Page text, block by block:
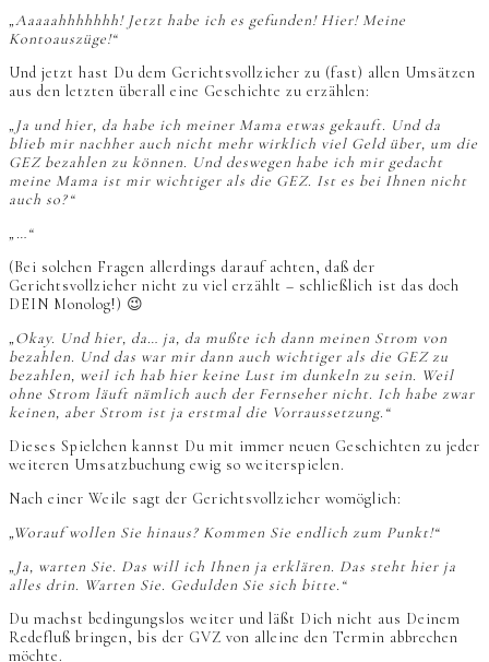
„Aaaaahhhhhhh! Jetzt habe ich es gefunden! Hier! Meine
Kontoauszüge!“
Und jetzt hast Du dem Gerichtsvollzieher zu (fast) allen Umsätzen
aus den letzten überall eine Geschichte zu erzählen:
„Ja und hier, da habe ich meiner Mama etwas gekauft. Und da
blieb mir nachher auch nicht mehr wirklich viel Geld über, um die
GEZ bezahlen zu können. Und deswegen habe ich mir gedacht
meine Mama ist mir wichtiger als die GEZ. Ist es bei Ihnen nicht
auch so?“
„…“
(Bei solchen Fragen allerdings darauf achten, daß der
Gerichtsvollzieher nicht zu viel erzählt – schließlich ist das doch
DEIN Monolog!) 😉
„Okay. Und hier, da… ja, da mußte ich dann meinen Strom von
bezahlen. Und das war mir dann auch wichtiger als die GEZ zu
bezahlen, weil ich hab hier keine Lust im dunkeln zu sein. Weil
ohne Strom läuft nämlich auch der Fernseher nicht. Ich habe zwar
keinen, aber Strom ist ja erstmal die Vorraussetzung.“
Dieses Spielchen kannst Du mit immer neuen Geschichten zu jeder
weiteren Umsatzbuchung ewig so weiterspielen.
Nach einer Weile sagt der Gerichtsvollzieher womöglich:
„Worauf wollen Sie hinaus? Kommen Sie endlich zum Punkt!“
„Ja, warten Sie. Das will ich Ihnen ja erklären. Das steht hier ja
alles drin. Warten Sie. Gedulden Sie sich bitte.“
Du machst bedingungslos weiter und läßt Dich nicht aus Deinem
Redefluß bringen, bis der GVZ von alleine den Termin abbrechen
möchte.